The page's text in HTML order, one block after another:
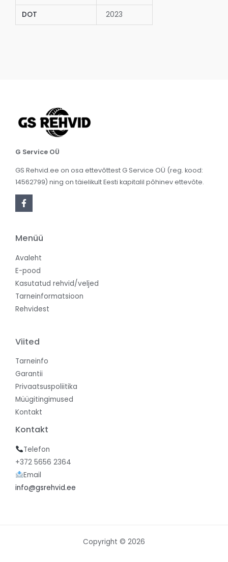
DOT 2023
G Service OÜ
GS Rehvid.ee on osa ettevõttest G Service OÜ (reg. kood:
14562799) ning on täielikult Eesti kapitalil põhinev ettevõte.
Menüü
Avaleht
E-pood
Kasutatud rehvid/veljed
Tarneinformatsioon
Rehvidest
Viited
Tarneinfo
Garantii
Privaatsuspoliitika
Müügitingimused
Kontakt
Kontakt
Telefon
+372 5656 2364
Email
info@gsrehvid.ee
Copyright © 2026